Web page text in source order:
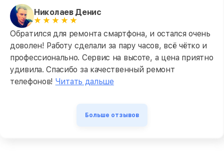
Николаев Денис
Обратился для ремонта смартфона, и остался очень
доволен! Работу сделали за пару часов, всё чётко и
профессионально. Сервис на высоте, а цена приятно
удивила. Спасибо за качественный ремонт
телефонов! Читать дальше
Больше отзывов